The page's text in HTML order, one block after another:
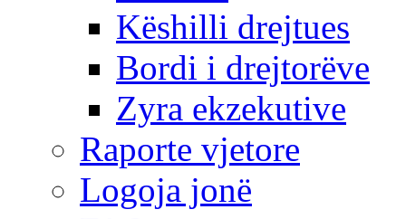
Këshilli drejtues
Bordi i drejtorëve
Zyra ekzekutive
Raporte vjetore
Logoja jonë